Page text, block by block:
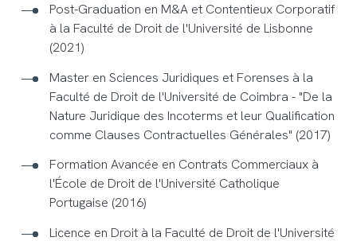
Post-Graduation en M&A et Contentieux Corporatif
à la Faculté de Droit de l'Université de Lisbonne
(2021)
Master en Sciences Juridiques et Forenses à la
Faculté de Droit de l'Université de Coimbra - "De la
Nature Juridique des Incoterms et leur Qualification
comme Clauses Contractuelles Générales" (2017)
Formation Avancée en Contrats Commerciaux à
l'École de Droit de l'Université Catholique
Portugaise (2016)
Licence en Droit à la Faculté de Droit de l'Université